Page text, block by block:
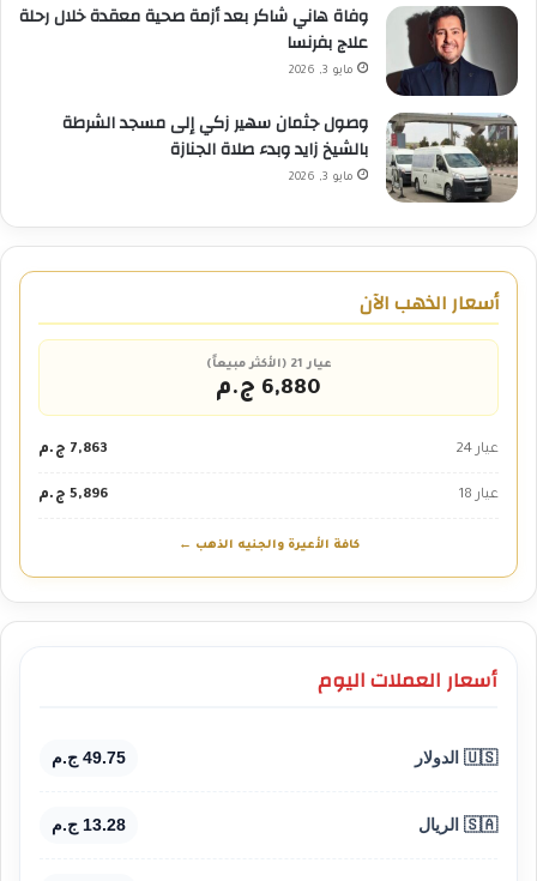
وفاة هاني شاكر بعد أزمة صحية معقدة خلال رحلة
علاج بفرنسا
مايو 3, 2026
وصول جثمان سهير زكي إلى مسجد الشرطة
بالشيخ زايد وبدء صلاة الجنازة
مايو 3, 2026
أسعار الذهب الآن
عيار 21 (الأكثر مبيعاً)
6,880 ج.م
عيار 24 7,863 ج.م
عيار 18 5,896 ج.م
كافة الأعيرة والجنيه الذهب ←
أسعار العملات اليوم
🇺🇸 الدولار 49.75 ج.م
🇸🇦 الريال 13.28 ج.م